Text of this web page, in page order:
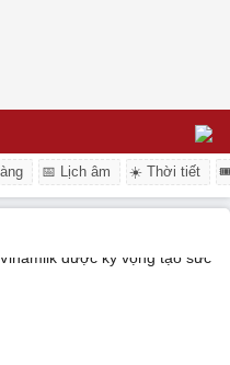
📅 Lịch âm ☀️ Thời tiết